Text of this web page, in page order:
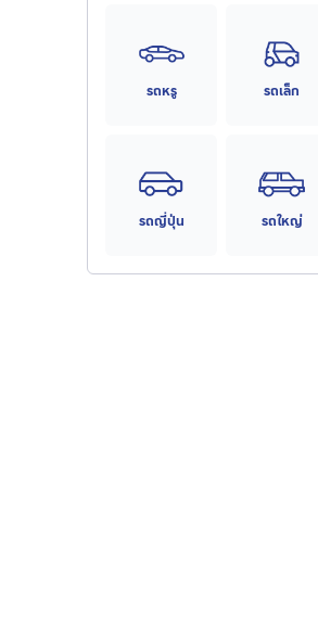
รถหรู รถเล็ก
รถญี่ปุ่น รถใหญ่